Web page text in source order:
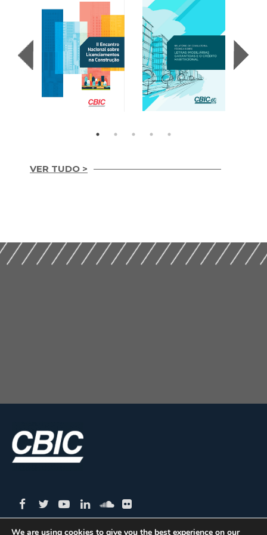
VER TUDO >
We are using cookies to give you the best experience on our